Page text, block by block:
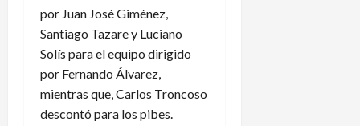
por Juan José Giménez,
Santiago Tazare y Luciano
Solís para el equipo dirigido
por Fernando Álvarez,
mientras que, Carlos Troncoso
descontó para los pibes.